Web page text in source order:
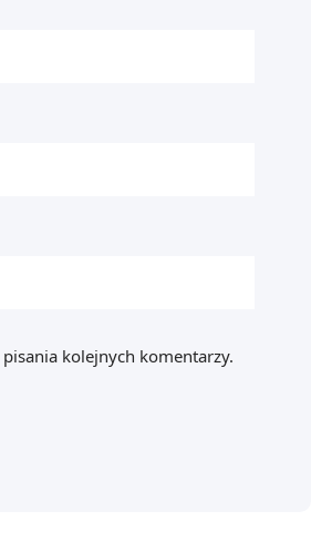
kolejnych komentarzy.